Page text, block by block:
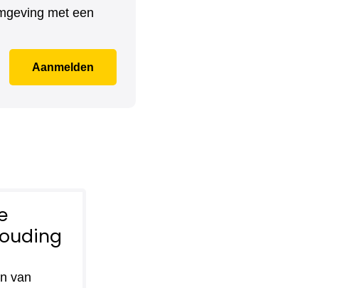
met een
Aanmelden
van